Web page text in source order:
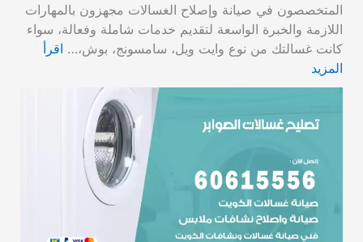
المتخصصون في صيانة وإصلاح الغسالات مجهزون بالمهارات
اللازمة والخبرة الواسعة لتقديم خدمات شاملة وفعالة، سواء
كانت غسالتك من نوع وايت ويل، سامسونج، بوش،… اقرأ
المزيد